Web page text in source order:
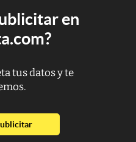
en
tus datos y te
abre en nueva pestaña